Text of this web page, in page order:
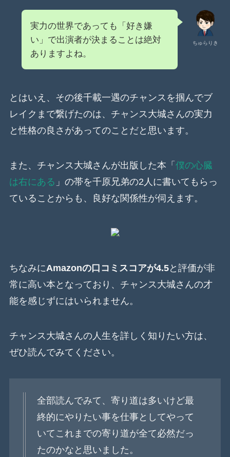
ちゅらりき
実力の世界であっても「好き嫌
い」で出演者が決まることは絶対
ありますよね。
とはいえ、その後千載一遇のチャンスを掴んでブ
レイクまで繋げたのは、チャンス大城さんの実力
と性格の良さがあってのことだと思います。
また、チャンス大城さんが出版した本「 僕の心臓
は右にある 」の帯を千原兄弟の2人に書いてもらっ
ていることからも、良好な関係性が伺えます。
ちなみにAmazonの口コミスコアが4.5と評価が非
常に高い本となっており、チャンス大城さんの才
能を感じずにはいられません。
チャンス大城さんの人生を詳しく知りたい方は、
ぜひ読んでみてください。
全部読んでみて、寄り道は多いけど最
終的にやりたい事を仕事としてやって
いてこれまでの寄り道が全て必然だっ
たのかなと思いました。